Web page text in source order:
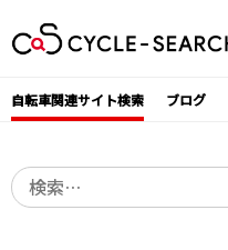
to
content
自転車関連サイト検索 ブログ
検
索: